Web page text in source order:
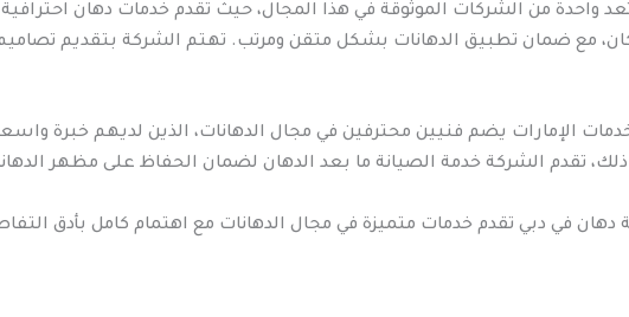
واحدة من الشركات الموثوقة في هذا المجال، حيث تقدم خدمات دهان
مع ضمان تطبيق الدهانات بشكل متقن ومرتب. تهتم الشركة بتقديم تصاميم
الإمارات يضم فنيين محترفين في مجال الدهانات، الذين لديهم خبرة
تقدم الشركة خدمة الصيانة ما بعد الدهان لضمان الحفاظ على مظهر
في دبي تقدم خدمات متميزة في مجال الدهانات مع اهتمام كامل بأدق